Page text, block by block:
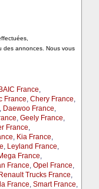
des annonces. Nous vous
BAIC France,
France, Chery France,
, Daewoo France,
, Geely France,
France,
, Kia France,
, Leyland France,
France,
France, Opel France,
Renault Trucks France,
France, Smart France,